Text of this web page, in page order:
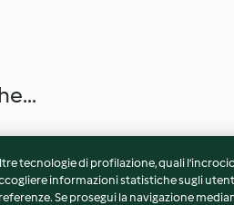
tecnologie di profilazione, quali
informazioni statistiche sugli
Se prosegui la navigazione